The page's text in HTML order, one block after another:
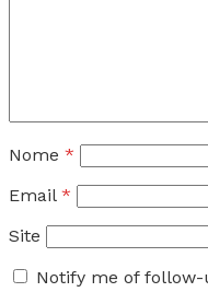
Nome *
Email *
Site
Notify me of